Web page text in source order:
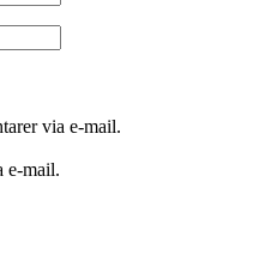
via e-mail.
e-mail.